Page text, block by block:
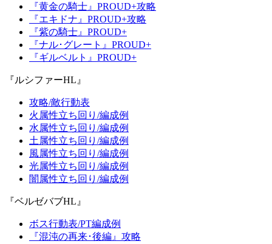
『黄金の騎士』PROUD+攻略
『エキドナ』PROUD+攻略
『紫の騎士』PROUD+
『ナル･グレート』PROUD+
『ギルベルト』PROUD+
『ルシファーHL』
攻略/敵行動表
火属性立ち回り/編成例
水属性立ち回り/編成例
土属性立ち回り/編成例
風属性立ち回り/編成例
光属性立ち回り/編成例
闇属性立ち回り/編成例
『ベルゼバブHL』
ボス行動表/PT編成例
『混沌の再来･後編』攻略